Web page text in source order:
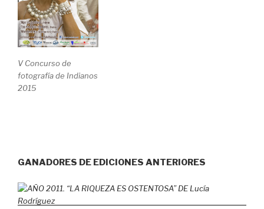
V Concurso de
fotografía de Indianos
2015
GANADORES DE EDICIONES ANTERIORES